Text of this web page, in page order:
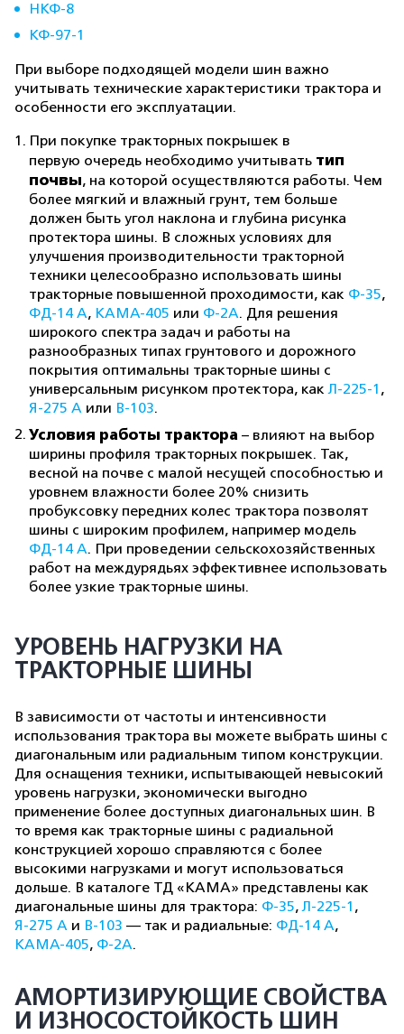
НКФ-8
КФ-97-1
При выборе подходящей модели шин важно
учитывать технические характеристики трактора и
особенности его эксплуатации.
При покупке тракторных покрышек в
первую очередь необходимо учитывать тип
почвы, на которой осуществляются работы. Чем
более мягкий и влажный грунт, тем больше
должен быть угол наклона и глубина рисунка
протектора шины. В сложных условиях для
улучшения производительности тракторной
техники целесообразно использовать шины
тракторные повышенной проходимости, как Ф-35,
ФД-14 А, КАМА-405 или Ф-2А. Для решения
широкого спектра задач и работы на
разнообразных типах грунтового и дорожного
покрытия оптимальны тракторные шины с
универсальным рисунком протектора, какЛ-225-1 ,
Я-275 А или В-103.
Условия работы трактора – влияют на выбор
ширины профиля тракторных покрышек. Так,
весной на почве с малой несущей способностью и
уровнем влажности более 20% снизить
пробуксовку передних колес трактора позволят
шины с широким профилем, например модель
ФД-14 А. При проведении сельскохозяйственных
работ на междурядьях эффективнее использовать
более узкие тракторные шины.
УРОВЕНЬ НАГРУЗКИ НА
ТРАКТОРНЫЕ ШИНЫ
В зависимости от частоты и интенсивности
использования трактора вы можете выбрать шины с
диагональным или радиальным типом конструкции.
Для оснащения техники, испытывающей невысокий
уровень нагрузки, экономически выгодно
применение более доступных диагональных шин. В
то время как тракторные шины с радиальной
конструкцией хорошо справляются с более
высокими нагрузками и могут использоваться
дольше. В каталоге ТД «КАМА» представлены как
диагональные шины для трактора: Ф-35,Л-225-1 ,
Я-275 А и В-103 — так и радиальные: ФД-14 А,
КАМА-405, Ф-2А.
АМОРТИЗИРУЮЩИЕ СВОЙСТВА
И ИЗНОСОСТОЙКОСТЬ ШИН